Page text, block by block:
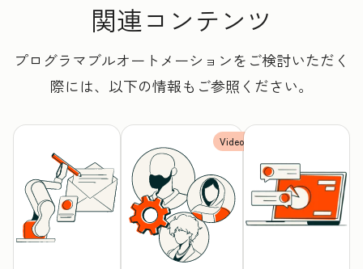
関連コンテンツ
プログラマブルオートメーションをご検討いただく
際には、以下の情報もご参照ください。
Video